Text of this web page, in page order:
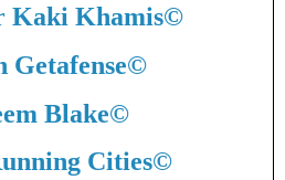
Kaki Khamis©
Getafense©
Blake©
Cities©